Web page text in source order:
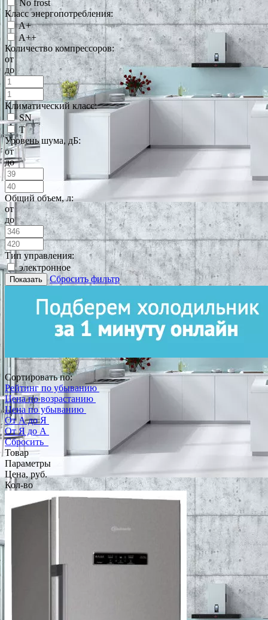
No frost
Класс энергопотребления:
A+
A++
Количество компрессоров:
от
до
Климатический класс:
SN
T
Уровень шума, дБ:
от
до
Общий объем, л:
от
до
Тип управления:
электронное
Показать Сбросить фильтр
Сортировать по:
Рейтинг по убыванию
Цена по возрастанию
Цена по убыванию
От А до Я
От Я до А
Сбросить
Товар
Параметры
Цена, руб.
Кол-во